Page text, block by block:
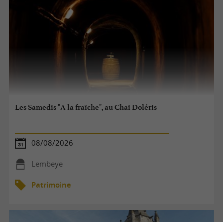
Les Samedis "A la fraîche", au Chai Doléris
08/08/2026
Lembeye
Patrimoine